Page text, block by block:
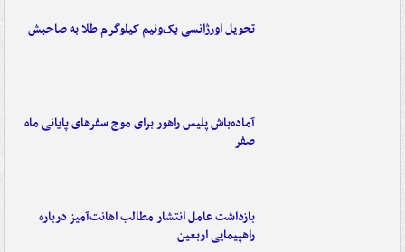
تحویل اورژانسی یک‌ونیم کیلوگرم طلا به صاحبش
آماده‌باش پلیس راهور برای موج سفرهای پایانی ماه
صفر
بازداشت عامل انتشار مطالب اهانت‌آمیز درباره
راهپیمایی اربعین